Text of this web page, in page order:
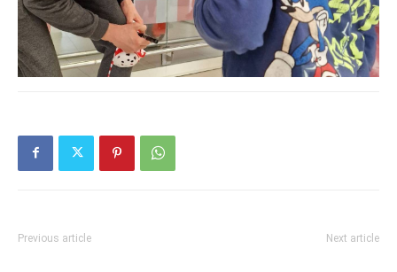
Previous article Next article